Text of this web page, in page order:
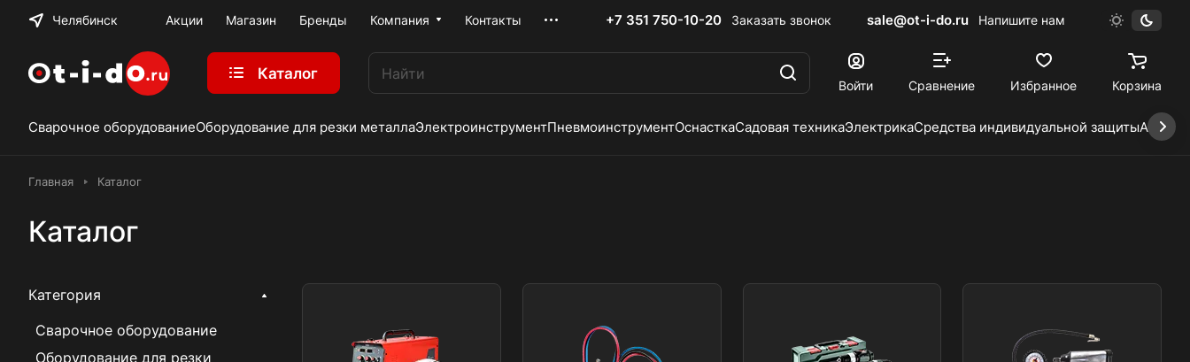
Челябинск Акции Магазин Бренды Компания Контакты +7 351 750-10-20 Заказать звонок sale@ot-i-do.ru Напишите нам
Каталог
Войти Сравнение Избранное Корзина
Сварочное оборудованиеОборудование для резки металлаЭлектроинструментПневмоинструментОснасткаСадовая техникаЭлектрикаСредства индивидуальной защиты
Главная Каталог
Каталог
Категория
Сварочное оборудование
Оборудование для резки